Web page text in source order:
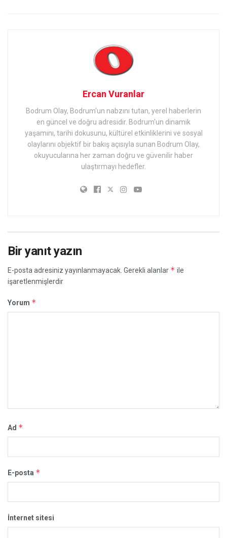
Ercan Vuranlar
Bodrum Olay, Bodrum'un nabzını tutan, yerel haberlerin
en güncel ve doğru adresidir. Bodrum'un dinamik
yaşamını, tarihi dokusunu, kültürel etkinliklerini ve sosyal
olaylarını objektif bir bakış açısıyla sunan Bodrum Olay,
okuyucularına her zaman doğru ve güvenilir haber
ulaştırmayı hedefler.
Bir yanıt yazın
E-posta adresiniz yayınlanmayacak. Gerekli alanlar * ile
işaretlenmişlerdir
Yorum *
Ad *
E-posta *
İnternet sitesi